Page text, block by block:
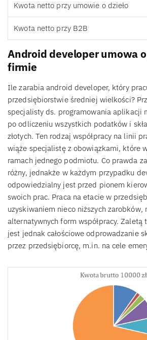
Kwota netto przy umowie o dzieło
Kwota netto przy B2B
Android developer umowa
firmie
Ile zarabia android developer, który
przedsiębiorstwie średniej wielkości?
specjalisty ds. programowania aplikacji
po odliczeniu wszystkich podatków i
złotych. Ten rodzaj współpracy na linii
wiąże specjalistę z obowiązkami, które
ramach jednego podmiotu. Co prawda
różny, jednakże w każdym przypadku
odpowiedzialny jest przed pionem
swoich prac. Praca na etacie w
uzyskiwaniem nieco niższych zarobków,
alternatywnych form współpracy. Zaletą
jest jednak całościowe odprowadzanie
przez przedsiębiorcę, m.in. na cele